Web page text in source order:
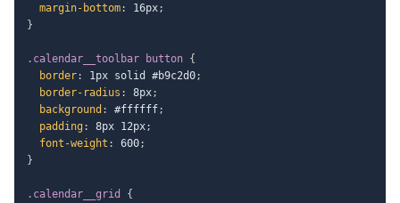
margin-bottom: 16px;
}
.calendar__toolbar button {
border: 1px solid #b9c2d0;
border-radius : 8px;
background : #ffffff;
padding: 8px 12px;
font-weight : 600;
}
.calendar__grid
{